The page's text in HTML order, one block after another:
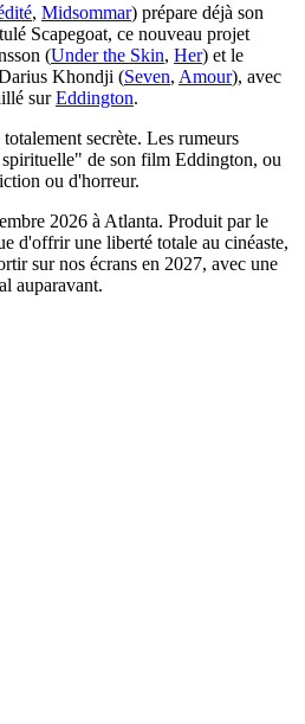
, Midsommar) prépare déjà son
Scapegoat, ce nouveau projet
(Under the Skin, Her) et le
Khondji (Seven, Amour), avec
surEddington.
secrète. Les rumeurs
de son film Eddington, ou
ou d'horreur.
2026 à Atlanta. Produit par le
d'offrir une liberté totale au cinéaste,
sur nos écrans en 2027, avec une
auparavant.